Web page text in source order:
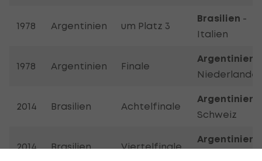
1978 Argentinien um Platz 3
Brasilien -
Italien
1978 Argentinien Finale
Argentinien
Niederlande
2014 Brasilien Achtelfinale
Argentinien
Schweiz
2014 Brasilien Viertelfinale
Argentinien